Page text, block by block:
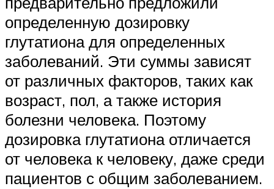
определенную дозировку
глутатиона для определенных
заболеваний. Эти суммы зависят
от различных факторов, таких как
возраст, пол, а также история
болезни человека. Поэтому
дозировка глутатиона отличается
от человека к человеку, даже среди
пациентов с общим заболеванием.